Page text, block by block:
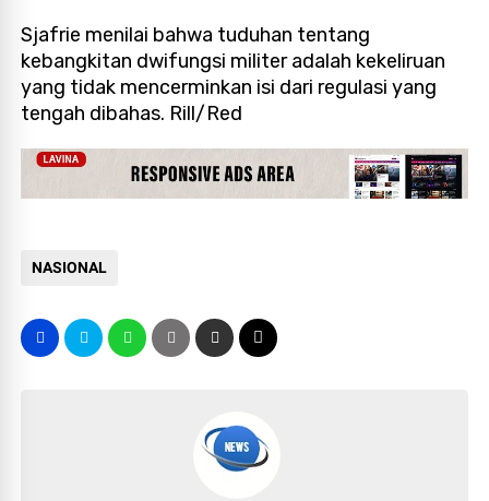
Sjafrie menilai bahwa tuduhan tentang
kebangkitan dwifungsi militer adalah kekeliruan
yang tidak mencerminkan isi dari regulasi yang
tengah dibahas. Rill/Red
NASIONAL